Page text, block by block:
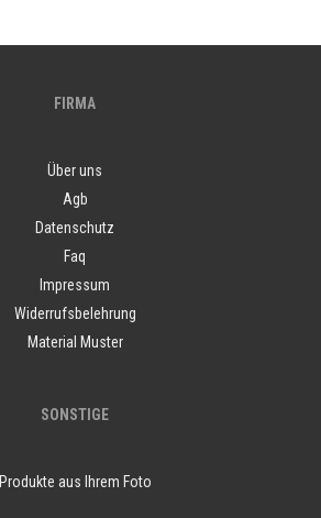
FIRMA
Über uns
Agb
Datenschutz
Faq
Impressum
Widerrufsbelehrung
Material Muster
SONSTIGE
Produkte aus Ihrem Foto